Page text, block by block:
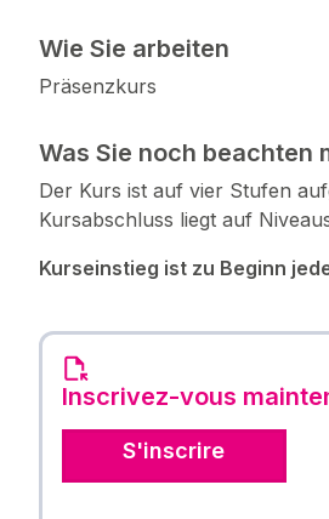
Wie Sie arbeiten
Präsenzkurs
Was Sie noch beachten
Der Kurs ist auf vier Stufen
Kursabschluss liegt auf
Kurseinstieg ist zu Beginn
Inscrivez-vous
S'inscrire